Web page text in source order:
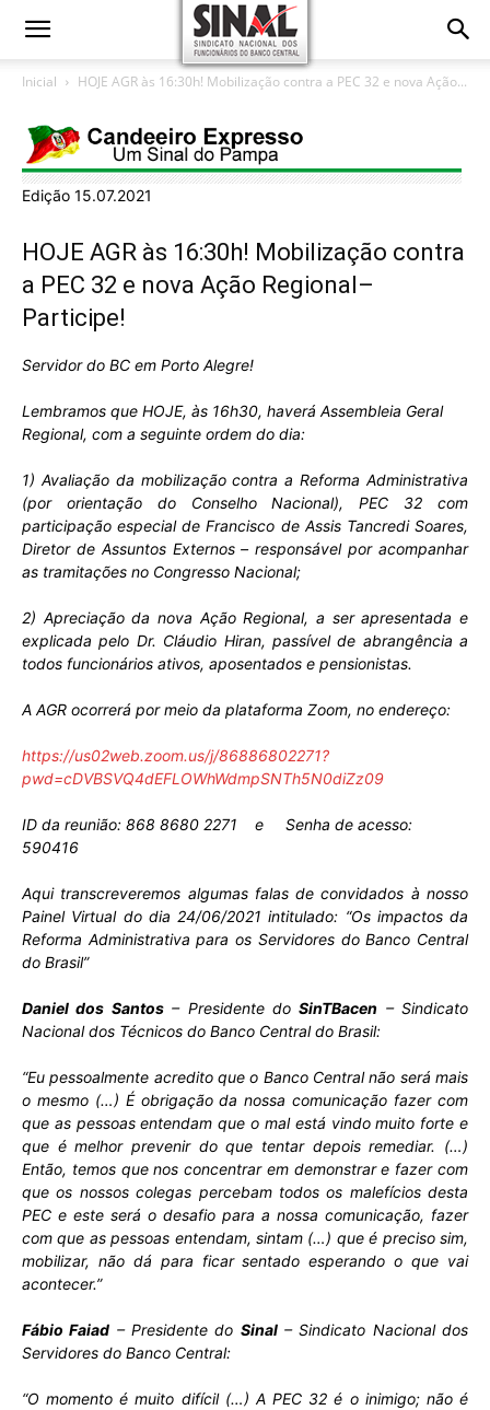
Inicial HOJE AGR às 16:30h! Mobilização contra a PEC 32 e nova Ação...
Edição 15.07.2021
HOJE AGR às 16:30h! Mobilização contra
a PEC 32 e nova Ação Regional–
Participe!
Servidor do BC em Porto Alegre!
Lembramos que HOJE, às 16h30, haverá Assembleia Geral
Regional, com a seguinte ordem do dia:
1) Avaliação da mobilização contra a Reforma Administrativa
(por orientação do Conselho Nacional), PEC 32 com
participação especial de Francisco de Assis Tancredi Soares,
Diretor de Assuntos Externos – responsável por acompanhar
as tramitações no Congresso Nacional;
2) Apreciação da nova Ação Regional, a ser apresentada e
explicada pelo Dr. Cláudio Hiran, passível de abrangência a
todos funcionários ativos, aposentados e pensionistas.
A AGR ocorrerá por meio da plataforma Zoom, no endereço:
https://us02web.zoom.us/j/86886802271?
pwd=cDVBSVQ4dEFLOWhWdmpSNTh5N0diZz09
ID da reunião: 868 8680 2271 e Senha de acesso:
590416
Aqui transcreveremos algumas falas de convidados à nosso
Painel Virtual do dia 24/06/2021 intitulado: “Os impactos da
Reforma Administrativa para os Servidores do Banco Central
do Brasil”
Daniel dos Santos– Presidente doSinTBacen – Sindicato
Nacional dos Técnicos do Banco Central do Brasil:
“Eu pessoalmente acredito que o Banco Central não será mais
o mesmo (…) É obrigação da nossa comunicação fazer com
que as pessoas entendam que o mal está vindo muito forte e
que é melhor prevenir do que tentar depois remediar. (…)
Então, temos que nos concentrar em demonstrar e fazer com
que os nossos colegas percebam todos os malefícios desta
PEC e este será o desafio para a nossa comunicação, fazer
com que as pessoas entendam, sintam (…) que é preciso sim,
mobilizar, não dá para ficar sentado esperando o que vai
acontecer.”
Fábio Faiad – Presidente do Sinal– Sindicato Nacional dos
Servidores do Banco Central:
“O momento é muito difícil (…) A PEC 32 é o inimigo; não é